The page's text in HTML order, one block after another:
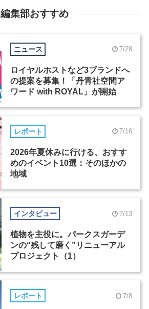
編集部おすすめ
ニュース 7/28
ロイヤルホストなど3ブランドへ
の提案を募集！「丹青社空間ア
ワード with ROYAL」が開始
レポート 7/16
2026年夏休みに行ける、おすす
めのイベント10選：そのほかの
地域
インタビュー 7/13
植物を主役に。パークスガーデ
ンの“残して磨く”リニューアル
プロジェクト（1）
レポート 7/8